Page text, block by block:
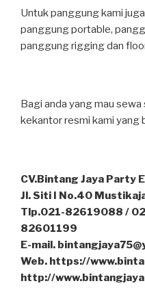
Untuk panggung kami
panggung portable,
panggung rigging dan
Bagi anda yang mau
kekantor resmi kami yang
CV.Bintang Jaya Party
Jl. Siti I No.40
Tlp.021-82619088 /
82601199
E-mail.
Web. https://
http://